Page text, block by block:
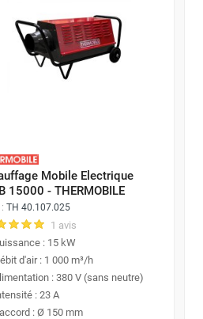
Mobile Electrique
15000 - THERMOBILE
TH 40.107.025
1 avis
: 15 kW
d'air : 1 000 m³/h
: 380 V (sans neutre)
: 23 A
: Ø 150 mm